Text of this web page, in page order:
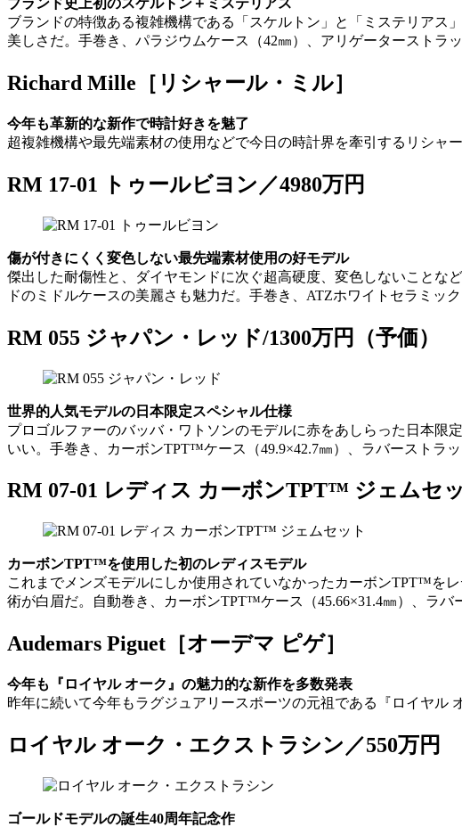
ブランド史上初のスケルトン＋ミステリアス
ブランドの特徴ある複雑機構である「スケルトン」と「ミステリア
美しさだ。手巻き、パラジウムケース（42㎜）、アリゲーターストラ
Richard Mille［リシャール・ミル］
今年も革新的な新作で時計好きを魅了
超複雑機構や最先端素材の使用などで今日の時計界を牽引するリシャ
RM 17-01 トゥールビヨン／4980万円
傷が付きにくく変色しない最先端素材使用の好モデル
傑出した耐傷性と、ダイヤモンドに次ぐ超高硬度、変色しないことな
ドのミドルケースの美麗さも魅力だ。手巻き、ATZホワイトセラミッ
RM 055 ジャパン・レッド/1300万円（予価）
世界的人気モデルの日本限定スペシャル仕様
プロゴルファーのバッバ・ワトソンのモデルに赤をあしらった日本
いい。手巻き、カーボンTPT™ケース（49.9×42.7㎜）、ラバーストラ
RM 07-01 レディス カーボンTPT™ ジェムセッ
カーボンTPT™を使用した初のレディスモデル
これまでメンズモデルにしか使用されていなかったカーボンTPT™を
術が白眉だ。自動巻き、カーボンTPT™ケース（45.66×31.4㎜）、ラ
Audemars Piguet［オーデマ ピゲ］
今年も『ロイヤル オーク』の魅力的な新作を多数発表
昨年に続いて今年もラグジュアリースポーツの元祖である『ロイヤル
ロイヤル オーク・エクストラシン／550万円
ゴールドモデルの誕生40周年記念作